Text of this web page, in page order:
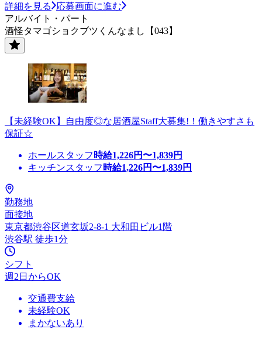
詳細を見る
応募画面に進む
アルバイト・パート
酒怪タマゴショクブツくんなまし【043】
【未経験OK】自由度◎な居酒屋Staff大募集!！働きやすさも
保証☆
ホールスタッフ 時給1,226円〜1,839円
キッチンスタッフ 時給1,226円〜1,839円
勤務地
面接地
東京都渋谷区道玄坂2-8-1 大和田ビル1階
渋谷駅 徒歩1分
シフト
週2日からOK
交通費支給
未経験OK
まかないあり